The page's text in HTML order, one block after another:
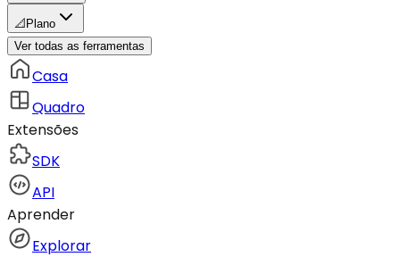
📐 Plano
Ver todas as ferramentas
Casa
Quadro
Extensões
SDK
API
Aprender
Explorar